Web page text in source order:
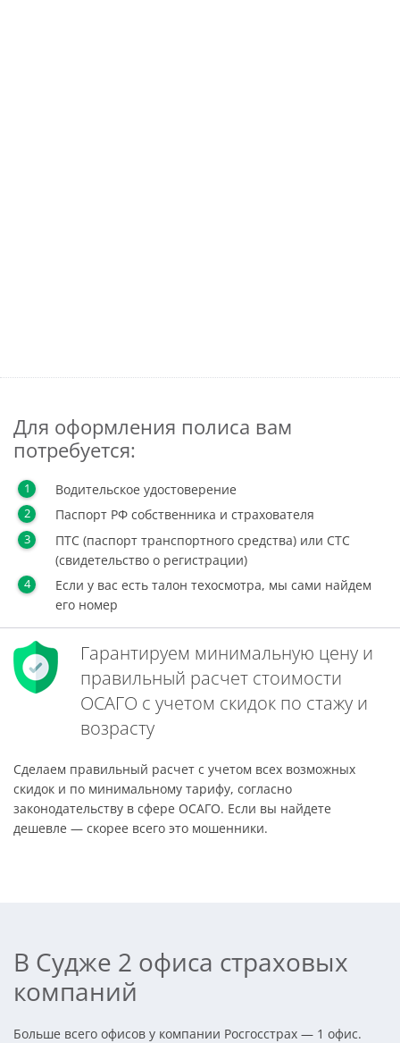
Для оформления полиса вам
потребуется:
Водительское удостоверение
Паспорт РФ собственника и страхователя
ПТС (паспорт транспортного средства) или СТС
(свидетельство о регистрации)
Если у вас есть талон техосмотра, мы сами найдем
его номер
Гарантируем минимальную цену и
правильный расчет стоимости
ОСАГО с учетом скидок по стажу и
возрасту
Сделаем правильный расчет с учетом всех возможных
скидок и по минимальному тарифу, согласно
законодательству в сфере ОСАГО. Если вы найдете
дешевле — скорее всего это мошенники.
В Судже 2 офиса страховых
компаний
Больше всего офисов у компании Росгосстрах — 1 офис.